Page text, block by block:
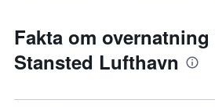
Fakta om
Stansted Lufthavn